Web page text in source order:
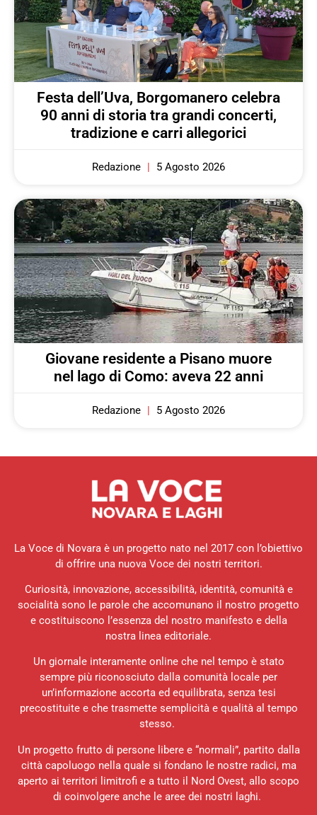
Festa dell’Uva, Borgomanero celebra
90 anni di storia tra grandi concerti,
tradizione e carri allegorici
Redazione 5 Agosto 2026
Giovane residente a Pisano muore
nel lago di Como: aveva 22 anni
Redazione 5 Agosto 2026
La Voce di Novara è un progetto nato nel 2017 con l’obiettivo
di offrire una nuova Voce dei nostri territori.
Curiosità, innovazione, accessibilità, identità, comunità e
socialità sono le parole che accomunano il nostro progetto
e costituiscono l’essenza del nostro manifesto e della
nostra linea editoriale.
Un giornale interamente online che nel tempo è stato
sempre più riconosciuto dalla comunità locale per
un’informazione accorta ed equilibrata, senza tesi
precostituite e che trasmette semplicità e qualità al tempo
stesso.
Un progetto frutto di persone libere e “normali”, partito dalla
città capoluogo nella quale si fondano le nostre radici, ma
aperto ai territori limitrofi e a tutto il Nord Ovest, allo scopo
di coinvolgere anche le aree dei nostri laghi.